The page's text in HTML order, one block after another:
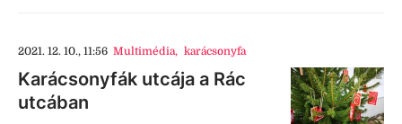
2021. 12. 10., 11:56 Multimédia, karácsonyfa
Karácsonyfák utcája a Rác
utcában